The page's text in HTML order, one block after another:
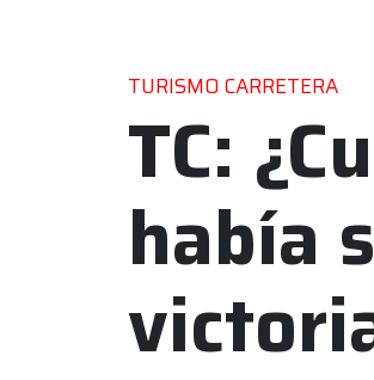
TURISMO CARRETERA
TC:
había